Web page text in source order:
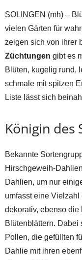
SOLINGEN (mh) –
vielen Gärten für
zeigen sich von ihrer
Züchtungen gibt es
Blüten, kugelig rund,
schmale mit spitzen
Liste lässt sich
Königin des
Bekannte
Hirschgeweih-
Dahlien, um nur
umfasst eine
dekorativ, ebenso die
Blütenblättern. Dabei
Pollen, die gefüllten
Dahlie mit ihren